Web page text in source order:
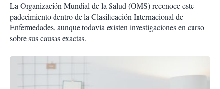
La Organización Mundial de la Salud (OMS) reconoce este
padecimiento dentro de la Clasificación Internacional de
Enfermedades, aunque todavía existen investigaciones en curso
sobre sus causas exactas.